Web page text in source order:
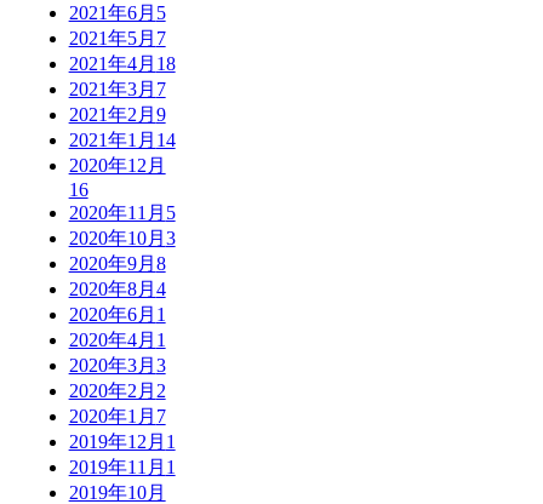
2021年6月 5
2021年5月 7
2021年4月 18
2021年3月 7
2021年2月 9
2021年1月 14
2020年12月
16
2020年11月 5
2020年10月 3
2020年9月 8
2020年8月 4
2020年6月 1
2020年4月 1
2020年3月 3
2020年2月 2
2020年1月 7
2019年12月 1
2019年11月 1
2019年10月